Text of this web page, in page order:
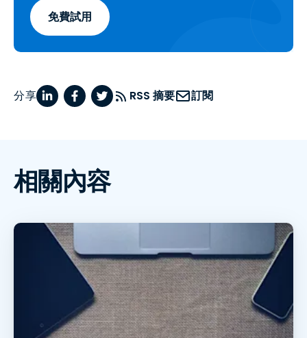
免費試用
分享 RSS 摘要 訂閱
相關內容